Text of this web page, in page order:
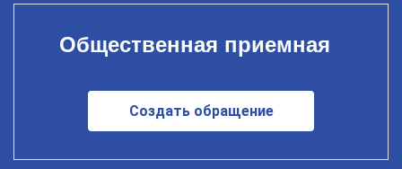
Общественная приемная
Создать обращение